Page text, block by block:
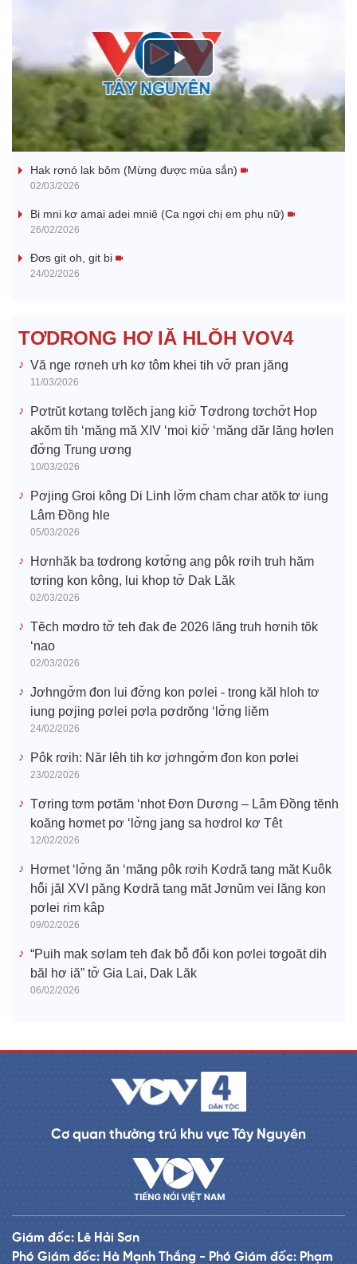
P
a
V
e
o
Nhớ bạn
Hak rơnó lak bôm (Mừng được mùa sắn)
02/03/2026
Bi mni kơ amai adei mniê (Ca ngợi chị em phụ nữ)
26/02/2026
Đơs git oh, git bi
24/02/2026
TƠDRONG HƠ IĂ HLŎH VOV4
Vă nge rơneh ưh kơ tôm khei tih vơ̆ pran jăng
11/03/2026
Pơtrŭt kơtang tơlĕch jang kiơ̆ Tơdrong tơchơ̆t Hop
akŏm tih ‘măng mă XIV ‘moi kiơ̆ ‘măng dăr lăng hơlen
đơ̆ng Trung ương
10/03/2026
Pơjing Groi kông Di Linh lơ̆m cham char atŏk tơ iung
Lâm Đồng hle
05/03/2026
Hơnhăk ba tơdrong kơtơ̆ng ang pôk rơih truh hăm
tơring kon kông, lui khop tơ̆ Dak Lăk
02/03/2026
Tĕch mơdro tơ̆ teh đak đe 2026 lăng truh hơnih tŏk
‘nao
02/03/2026
Jơhngơ̆m đon lui đơ̆ng kon pơlei - trong kăl hloh tơ
iung pơjing pơlei pơla pơdrŏng ‘lơ̆ng liĕm
24/02/2026
Pôk rơih: Năr lêh tih kơ jơhngơ̆m đon kon pơlei
23/02/2026
Tơring tơm pơtăm ‘nhot Đơn Dương – Lâm Đồng tĕnh
koăng hơmet pơ ‘lơ̆ng jang sa hơdrol kơ Têt
12/02/2026
Hơmet ‘lơ̆ng ăn ‘măng pôk rơih Kơdră tang măt Kuôk
hô̆i jăl XVI păng Kơdră tang măt Jơnŭm vei lăng kon
pơlei rim kâp
09/02/2026
“Puih mak sơlam teh đak ƀô̆ đô̆i kon pơlei tơgoăt dih
băl hơ iă” tơ̆ Gia Lai, Dak Lăk
06/02/2026
Cơ quan thường trú khu vực Tây Nguyên
Giám đốc: Lê Hải Sơn
Phó Giám đốc: Hà Mạnh Thắng - Phó Giám đốc: Phạm